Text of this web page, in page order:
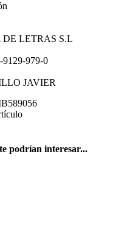
DE LETRAS S.L
9129-979-0
JAVIER
podrían interesar...